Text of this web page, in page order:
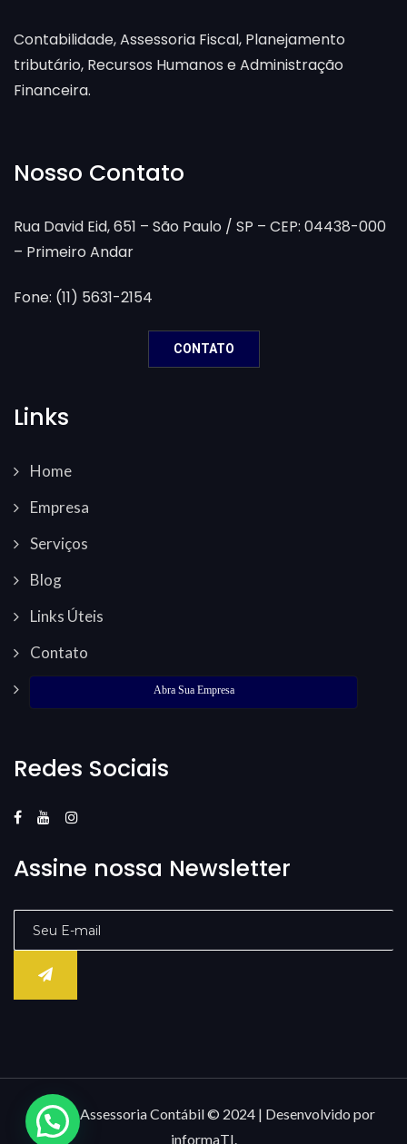
Contabilidade, Assessoria Fiscal, Planejamento
tributário, Recursos Humanos e Administração
Financeira.
Nosso Contato
Rua David Eid, 651 – São Paulo / SP – CEP: 04438-000
– Primeiro Andar
Fone: (11) 5631-2154
CONTATO
Links
Home
Empresa
Serviços
Blog
Links Úteis
Contato
Abra Sua Empresa
Redes Sociais
Assine nossa Newsletter
Âncora Assessoria Contábil © 2024 | Desenvolvido por
informaTI.